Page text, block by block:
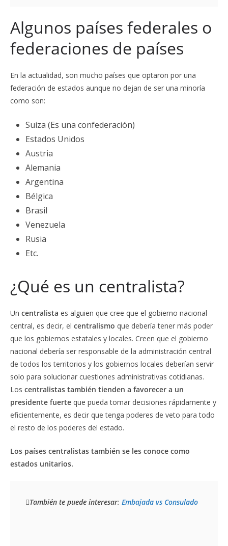
Algunos países federales o
federaciones de países
En la actualidad, son mucho países que optaron por una
federación de estados aunque no dejan de ser una minoría
como son:
Suiza (Es una confederación)
Estados Unidos
Austria
Alemania
Argentina
Bélgica
Brasil
Venezuela
Rusia
Etc.
¿Qué es un centralista?
Un centralista es alguien que cree que el gobierno nacional
central, es decir, el centralismo que debería tener más poder
que los gobiernos estatales y locales. Creen que el gobierno
nacional debería ser responsable de la administración central
de todos los territorios y los gobiernos locales deberían servir
solo para solucionar cuestiones administrativas cotidianas.
Los centralistas también tienden a favorecer a un
presidente fuerte que pueda tomar decisiones rápidamente y
eficientemente, es decir que tenga poderes de veto para todo
el resto de los poderes del estado.
Los países centralistas también se les conoce como
estados unitarios.
También te puede interesar: Embajada vs Consulado